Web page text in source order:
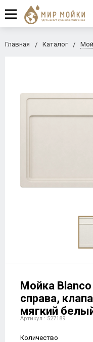
Главная Каталог
Мойка
справа,
мягкий
Артикул : 527189
Количество